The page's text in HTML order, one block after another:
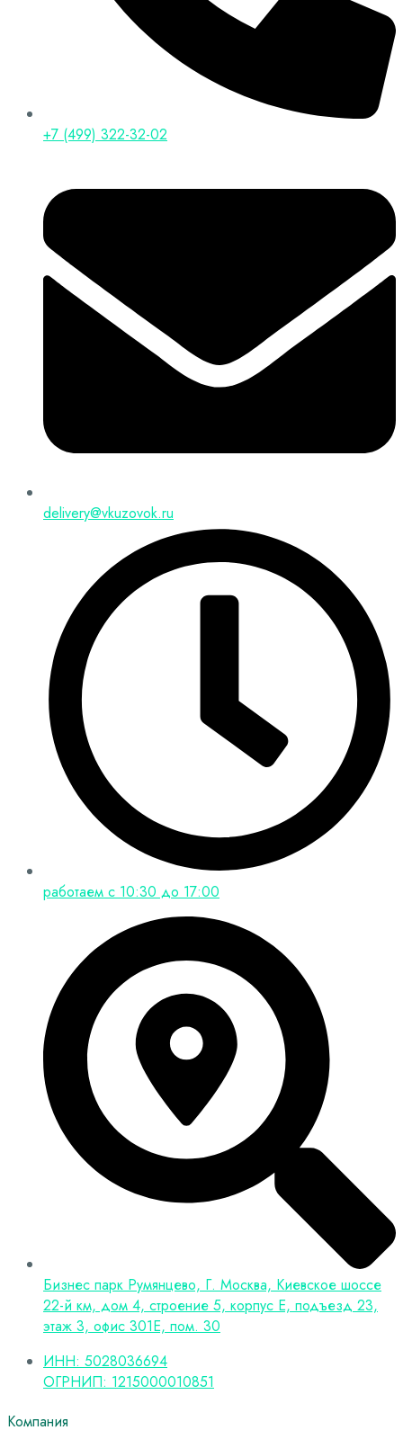
+7 (499) 322-32-02
delivery@vkuzovok.ru
работаем с 10:30 до 17:00
Бизнес парк Румянцево, Г. Москва, Киевское шоссе
22-й км, дом 4, строение 5, корпус Е, подъезд 23,
этаж 3, офис 301Е, пом. 30
ИНН: 5028036694
ОГРНИП: 1215000010851
Компания